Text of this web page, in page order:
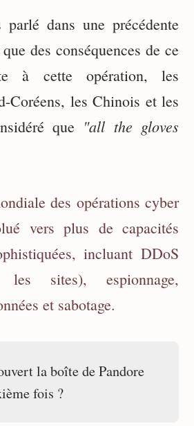
dans une précédente
des conséquences de ce
à cette opération, les
Coréens, les Chinois et les
que "all the gloves
des opérations cyber
vers plus de capacités
incluant DDoS
sites), espionnage,
et sabotage.
la boîte de Pandore
fois ?